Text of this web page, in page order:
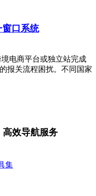
窗口系统
电商平台或独立站完成
报关流程困扰。不同国家
高效导航服务
集